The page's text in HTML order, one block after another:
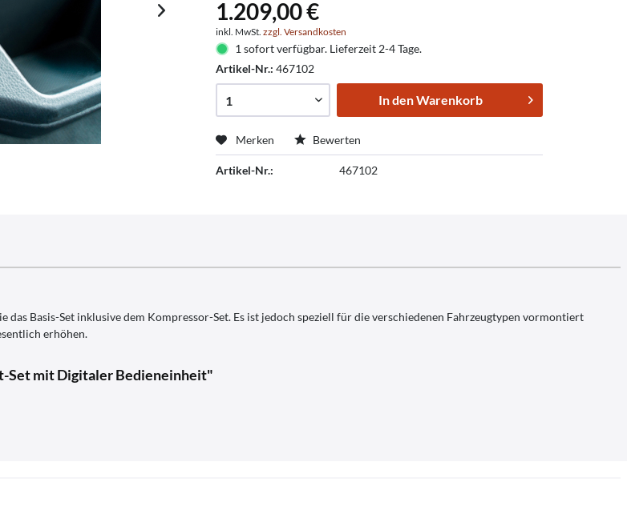
1.209,00 €
inkl. MwSt.zzgl. Versandkosten
1 sofort verfügbar. Lieferzeit 2-4 Tage.
Artikel-Nr.:467102
In denWarenkorb
Merken Bewerten
Artikel-Nr.: 467102
Basis-Set inklusive dem Kompressor-Set. Es ist jedoch speziell für die verschiedenen Fahrzeugtypen vormontiert
erhöhen.
Set mit Digitaler Bedieneinheit"